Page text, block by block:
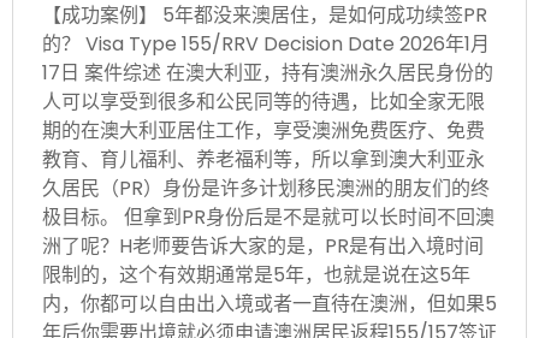
【成功案例】 5年都没来澳居住，是如何成功续签PR
的？ Visa Type 155/RRV Decision Date 2026年1月
17日 案件综述 在澳大利亚，持有澳洲永久居民身份的
人可以享受到很多和公民同等的待遇，比如全家无限
期的在澳大利亚居住工作，享受澳洲免费医疗、免费
教育、育儿福利、养老福利等，所以拿到澳大利亚永
久居民（PR）身份是许多计划移民澳洲的朋友们的终
极目标。 但拿到PR身份后是不是就可以长时间不回澳
洲了呢？H老师要告诉大家的是，PR是有出入境时间
限制的，这个有效期通常是5年，也就是说在这5年
内，你都可以自由出入境或者一直待在澳洲，但如果5